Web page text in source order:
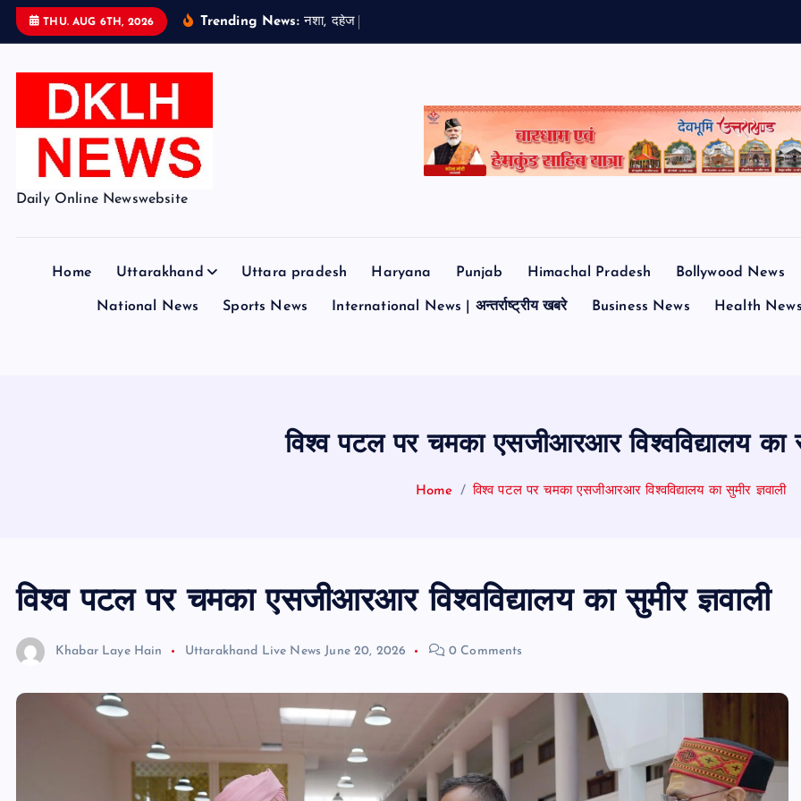
THU. AUG 6TH, 2026 Trending News: नश, दहज
Daily Online Newswebsite
Home Uttarakhand Uttara pradesh Haryana Punjab Himachal Pradesh Bollywood News
National News Sports News International News | अन्तर्राष्ट्रीय खबरे Business News Health News
विश्व पटल पर चमका एसजीआरआर विश्वविद्यालय का
Home विश्व पटल पर चमका एसजीआरआर विश्वविद्यालय का सुमीर ज्ञवाली
विश्व पटल पर चमका एसजीआरआर विश्वविद्यालय का सुमीर ज्ञवाली
Khabar Laye Hain Uttarakhand Live News June 20, 2026 0 Comments